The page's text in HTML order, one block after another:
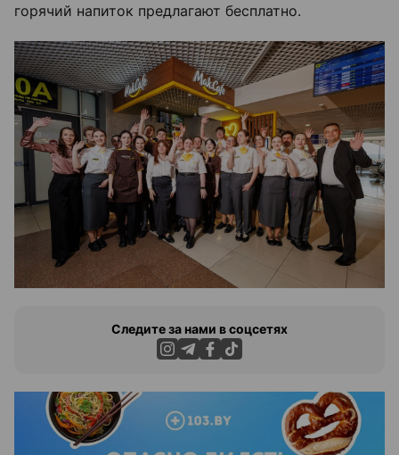
горячий напиток предлагают бесплатно.
Следите за нами в соцсетях